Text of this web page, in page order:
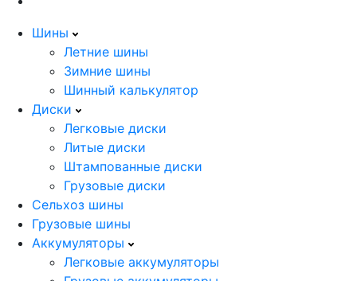
Шины
Летние шины
Зимние шины
Шинный калькулятор
Диски
Легковые диски
Литые диски
Штампованные диски
Грузовые диски
Сельхоз шины
Грузовые шины
Аккумуляторы
Легковые аккумуляторы